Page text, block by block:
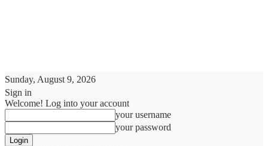
Sunday, August 9, 2026
Sign in
Welcome! Log into your account
your username
your password